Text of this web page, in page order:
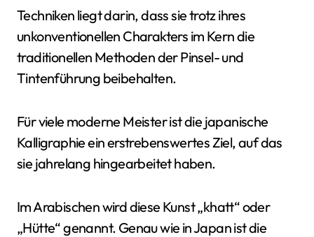
Techniken liegt darin, dass sie trotz ihres
unkonventionellen Charakters im Kern die
traditionellen Methoden der Pinsel- und
Tintenführung beibehalten.
Für viele moderne Meister ist die japanische
Kalligraphie ein erstrebenswertes Ziel, auf das
sie jahrelang hingearbeitet haben.
Im Arabischen wird diese Kunst „khatt“ oder
„Hütte“ genannt. Genau wie in Japan ist die